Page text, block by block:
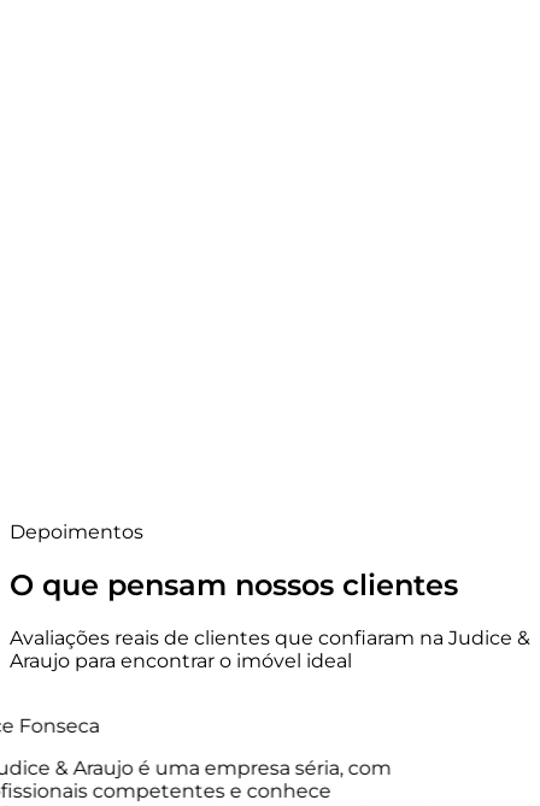
Depoimentos
O que pensam nossos clientes
Avaliações reais de clientes que confiaram na Judice &
Araujo para encontrar o imóvel ideal
Fonseca
& Araujo é uma empresa séria, com
competentes e conhece